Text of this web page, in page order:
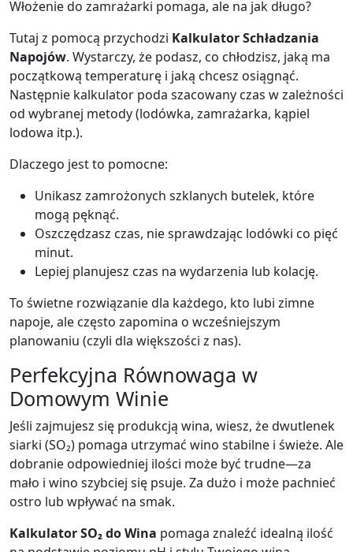
Włożenie do zamrażarki pomaga, ale na jak długo?
Tutaj z pomocą przychodzi Kalkulator Schładzania
Napojów. Wystarczy, że podasz, co chłodzisz, jaką ma
początkową temperaturę i jaką chcesz osiągnąć.
Następnie kalkulator poda szacowany czas w zależności
od wybranej metody (lodówka, zamrażarka, kąpiel
lodowa itp.).
Dlaczego jest to pomocne:
Unikasz zamrożonych szklanych butelek, które
mogą pęknąć.
Oszczędzasz czas, nie sprawdzając lodówki co pięć
minut.
Lepiej planujesz czas na wydarzenia lub kolację.
To świetne rozwiązanie dla każdego, kto lubi zimne
napoje, ale często zapomina o wcześniejszym
planowaniu (czyli dla większości z nas).
Perfekcyjna Równowaga w
Domowym Winie
Jeśli zajmujesz się produkcją wina, wiesz, że dwutlenek
siarki (SO₂) pomaga utrzymać wino stabilne i świeże. Ale
dobranie odpowiedniej ilości może być trudne—za
mało i wino szybciej się psuje. Za dużo i może pachnieć
ostro lub wpływać na smak.
Kalkulator SO₂ do Wina pomaga znaleźć idealną ilość